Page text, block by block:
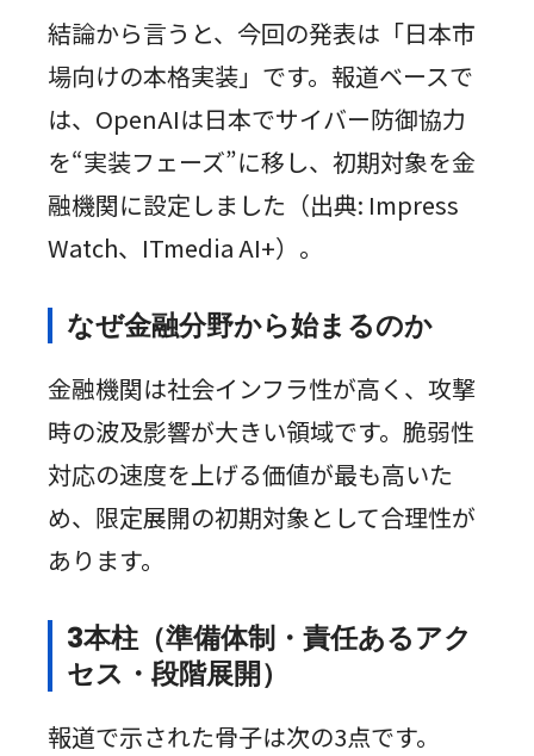
結論から言うと、今回の発表は「日本市
場向けの本格実装」です。報道ベースで
は、OpenAIは日本でサイバー防御協力
を“実装フェーズ”に移し、初期対象を金
融機関に設定しました（出典: Impress
Watch、ITmedia AI+）。
なぜ金融分野から始まるのか
金融機関は社会インフラ性が高く、攻撃
時の波及影響が大きい領域です。脆弱性
対応の速度を上げる価値が最も高いた
め、限定展開の初期対象として合理性が
あります。
3本柱（準備体制・責任あるアク
セス・段階展開）
報道で示された骨子は次の3点です。